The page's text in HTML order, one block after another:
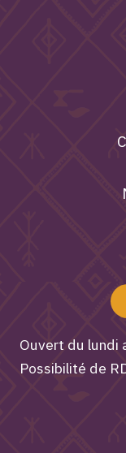
Ouvert du lundi
Possibilité de